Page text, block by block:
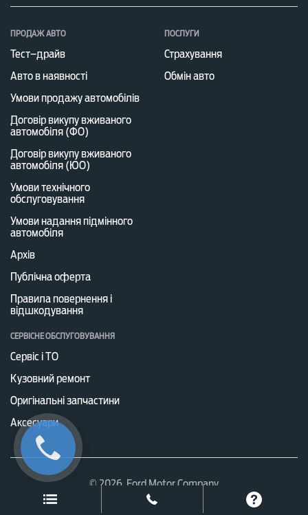
ПРОДАЖ АВТО
Тест–драйв
Авто в наявності
Умови продажу автомобілів
Договір викупу вживаного
автомобіля (ФО)
Договір викупу вживаного
автомобіля (ЮО)
Умови технічного
обслуговування
Умови надання підмінного
автомобіля
Архів
Публічна оферта
Правила повернення і
відшкодування
ПОСЛУГИ
Страхування
Обмін авто
СЕРВІСНЕ ОБСЛУГОВУВАННЯ
Сервіс і ТО
Кузовний ремонт
Оригінальні запчастини
Аксесуари
© 2026, Ford Motor Company